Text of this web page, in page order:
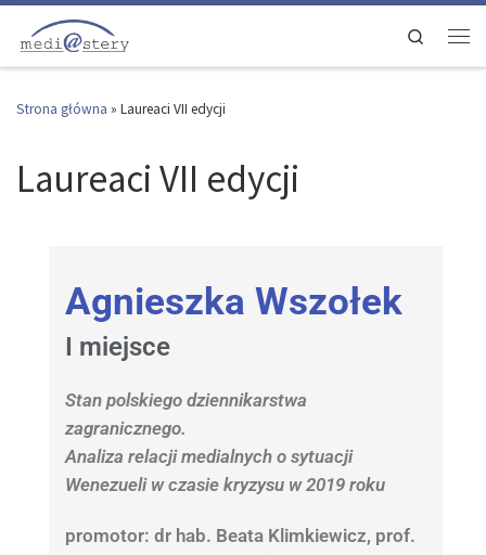
Przejdź do treści Search
Strona główna » Laureaci VII edycji
Laureaci VII edycji
Agnieszka Wszołek
I miejsce
Stan polskiego dziennikarstwa
zagranicznego.
Analiza relacji medialnych o sytuacji
Wenezueli w czasie kryzysu w 2019 roku
promotor: dr hab. Beata Klimkiewicz, prof.